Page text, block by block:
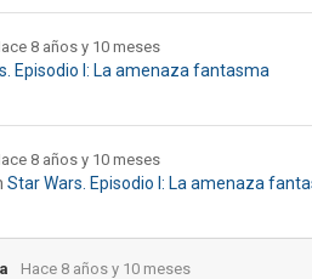
8 años y 10 meses
Episodio I: La amenaza fantasma
8 años y 10 meses
Star Wars. Episodio I: La amenaza
Hace 8 años y 10 meses